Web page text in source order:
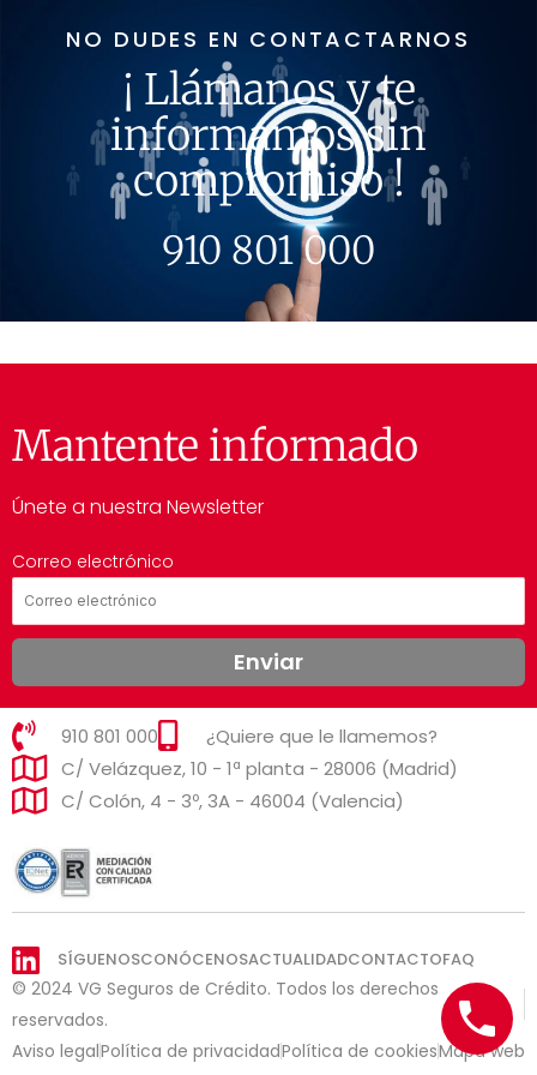
NO DUDES EN CONTACTARNOS
¡ Llámanos y te
informamos sin
compromiso !
910 801 000
Mantente informado
Únete a nuestra Newsletter
Correo electrónico
Enviar
910 801 000
¿Quiere que le llamemos?
C/ Velázquez, 10 - 1ª planta - 28006 (Madrid)
C/ Colón, 4 - 3º, 3A - 46004 (Valencia)
SÍGUENOSCONÓCENOSACTUALIDADCONTACTOFAQ
© 2024 VG Seguros de Crédito. Todos los derechos
reservados.
Aviso legalPolítica de privacidadPolítica de cookiesMapa web